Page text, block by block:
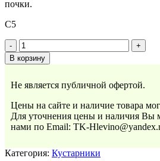
почки.
C5
Количество
товара
Гортензия
Strawberry
5л
В корзину
Не является публичной офертой.
Цены на сайте и наличие товара
Для уточнения цены и наличия Вы
нами по Email: TK-
Категория: Кустарники